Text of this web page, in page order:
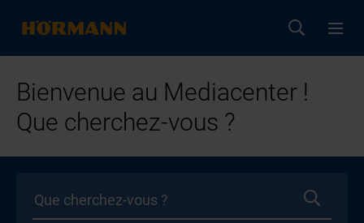
Bienvenue au Mediacenter !
Que cherchez-vous ?